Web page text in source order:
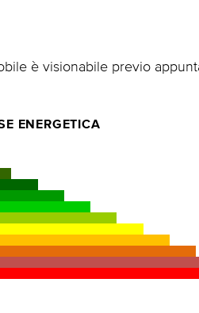
è visionabile previo
ENERGETICA